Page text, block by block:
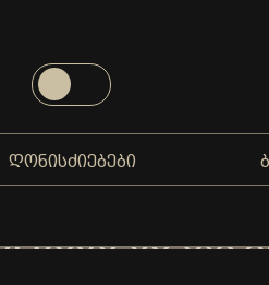
ᲦᲝᲜᲘᲡᲫᲘᲔᲑᲔᲑᲘ